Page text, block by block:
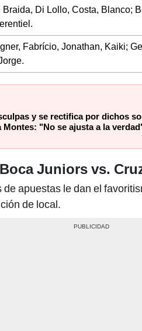
Braida, Di Lollo, Costa, Blanco;
Fabrício, Jonathan, Kaiki;
y se rectifica por dichos
Montes: "No se ajusta a la
Juniors vs.
apuestas le dan el
de local.